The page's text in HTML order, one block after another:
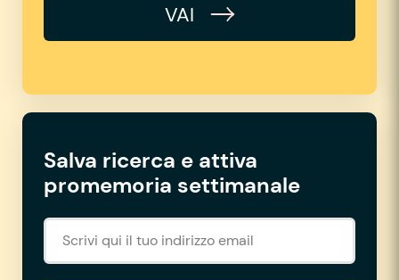
VAI
Salva ricerca e attiva
promemoria settimanale